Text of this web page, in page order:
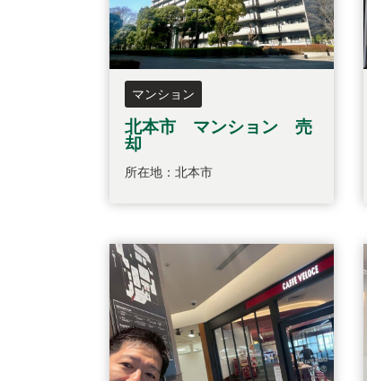
マンション
北本市 マンション 売
却
所在地：北本市